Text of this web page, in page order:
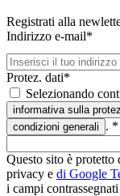
Registrati alla
Indirizzo e-mail*
Protez. dati*
Selezionando
informativa sulla
condizioni generali . *
Questo sito è
privacy e di Google
i campi